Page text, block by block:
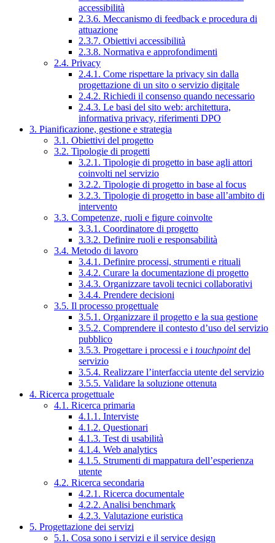
accessibilità
2.3.6. Meccanismo di feedback e procedura di
attuazione
2.3.7. Obiettivi accessibilità
2.3.8. Normativa e approfondimenti
2.4. Privacy
2.4.1. Come rispettare la privacy sin dalla
progettazione di un sito o servizio digitale
2.4.2. Richiedi il consenso quando necessario
2.4.3. Le basi del sito web: architettura,
informativa privacy, riferimenti DPO
3. Pianificazione, gestione e strategia
3.1. Obiettivi del progetto
3.2. Tipologie di progetti
3.2.1. Tipologie di progetto in base agli attori
coinvolti nel servizio
3.2.2. Tipologie di progetto in base al focus
3.2.3. Tipologie di progetto in base all’ambito di
intervento
3.3. Competenze, ruoli e figure coinvolte
3.3.1. Coordinatore di progetto
3.3.2. Definire ruoli e responsabilità
3.4. Metodo di lavoro
3.4.1. Definire processi, strumenti e rituali
3.4.2. Curare la documentazione di progetto
3.4.3. Organizzare tavoli tecnici collaborativi
3.4.4. Prendere decisioni
3.5. Il processo progettuale
3.5.1. Organizzare il progetto e la sua gestione
3.5.2. Comprendere il contesto d’uso del servizio
pubblico
3.5.3. Progettare i processi e i touchpointdel
servizio
3.5.4. Realizzare l’interfaccia utente del servizio
3.5.5. Validare la soluzione ottenuta
4. Ricerca progettuale
4.1. Ricerca primaria
4.1.1. Interviste
4.1.2. Questionari
4.1.3. Test di usabilità
4.1.4. Web analytics
4.1.5. Strumenti di mappatura dell’esperienza
utente
4.2. Ricerca secondaria
4.2.1. Ricerca documentale
4.2.2. Analisi benchmark
4.2.3. Valutazione euristica
5. Progettazione dei servizi
5.1. Cosa sono i servizi e il service design